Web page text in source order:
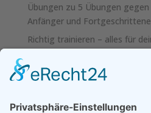
Übungen zu 5 Übungen
Anfänger und Fortgeschrittene
Richtig trainieren – alles für
Fitness Tipps für dein Training